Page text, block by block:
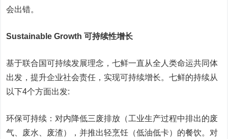
会出错。
Sustainable Growth 可持续性增长
基于联合国可持续发展理念，七鲜一直从全人类命运共同体
出发，提升企业社会责任，实现可持续增长。七鲜的持续从
以下4个方面出发:
环保可持续：对内降低三废排放（工业生产过程中排出的废
气、废水、废渣），并推出轻烹饪（低油低卡）的餐饮。对